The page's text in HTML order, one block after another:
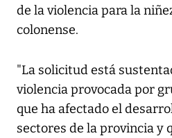
de la violencia para la
colonense.
"La solicitud está
violencia provocada por
que ha afectado el
sectores de la provincia y